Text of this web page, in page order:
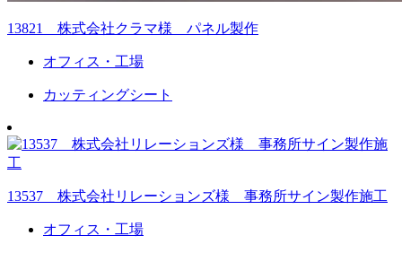
13821 株式会社クラマ様 パネル製作
オフィス・工場
カッティングシート
13537 株式会社リレーションズ様 事務所サイン製作施工
オフィス・工場